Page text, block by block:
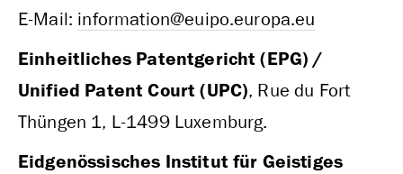
E‑Mail: information@euipo.europa.eu
Einheitliches Patentgericht (EPG) /
Unified Patent Court (UPC), Rue du Fort
Thüngen 1, L-1499 Luxemburg.
Eidgenössisches Institut für Geistiges